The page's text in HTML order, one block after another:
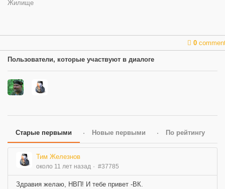
Жилище
0
Пользователи, которые участвуют в диалоге
Старые первыми Новые первыми По рейтингу
Тим Железнов
около 11 лет назад #37785
Здравия желаю, НВП! И тебе привет -ВК.